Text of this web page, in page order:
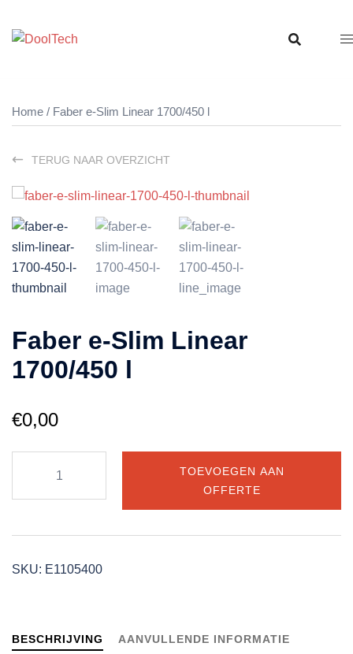
naar
Home / Faber e-Slim Linear 1700/450 l
TERUG NAAR OVERZICHT
Faber e-Slim Linear
1700/450 l
€0,00
Slim
l
TOEVOEGEN AAN
OFFERTE
SKU: E1105400
BESCHRIJVING AANVULLENDE INFORMATIE